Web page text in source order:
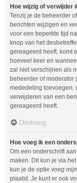
Hoe wijzig of verwijder
Tenzij je de beheerder
berichten wijzigen en
voor een beperkte tijd
knop van het
gereageerd heeft, komt
hoeveel keer en
zal niet verschijnen als
beheerder of moderator
mededeling toevoegen,
verwijderen van een
gereageerd heeft.
Omhoog
Hoe voeg ik een
Om een onderschrift
maken. Dit kun je via
kun je de optie voeg
plaatst. Je kunt er ook